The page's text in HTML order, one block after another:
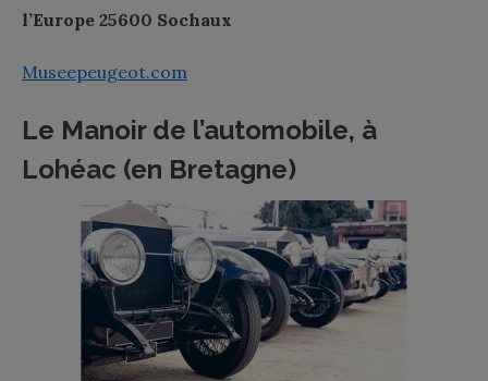
l’Europe 25600 Sochaux
Museepeugeot.com
Le Manoir de l’automobile, à
Lohéac (en Bretagne)